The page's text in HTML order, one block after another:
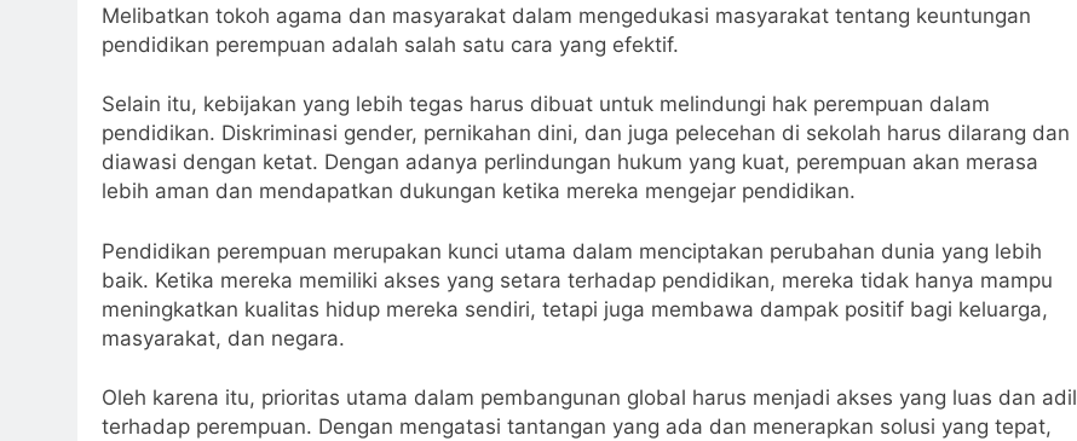
Melibatkan tokoh agama dan masyarakat dalam mengedukasi masyarakat tentang keuntungan
pendidikan perempuan adalah salah satu cara yang efektif.
Selain itu, kebijakan yang lebih tegas harus dibuat untuk melindungi hak perempuan dalam
pendidikan. Diskriminasi gender, pernikahan dini, dan juga pelecehan di sekolah harus dilarang dan
diawasi dengan ketat. Dengan adanya perlindungan hukum yang kuat, perempuan akan merasa
lebih aman dan mendapatkan dukungan ketika mereka mengejar pendidikan.
Pendidikan perempuan merupakan kunci utama dalam menciptakan perubahan dunia yang lebih
baik. Ketika mereka memiliki akses yang setara terhadap pendidikan, mereka tidak hanya mampu
meningkatkan kualitas hidup mereka sendiri, tetapi juga membawa dampak positif bagi keluarga,
masyarakat, dan negara.
Oleh karena itu, prioritas utama dalam pembangunan global harus menjadi akses yang luas dan adil
terhadap perempuan. Dengan mengatasi tantangan yang ada dan menerapkan solusi yang tepat,